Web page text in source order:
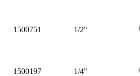
1500751 1/2"
1500197 1/4"